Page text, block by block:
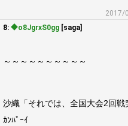
2017/
8: ◆o8JgrxS0gg [saga]
～～～～～～～～～～
沙織「それでは、全国大会2回
ｶﾝﾊﾟｰｲ